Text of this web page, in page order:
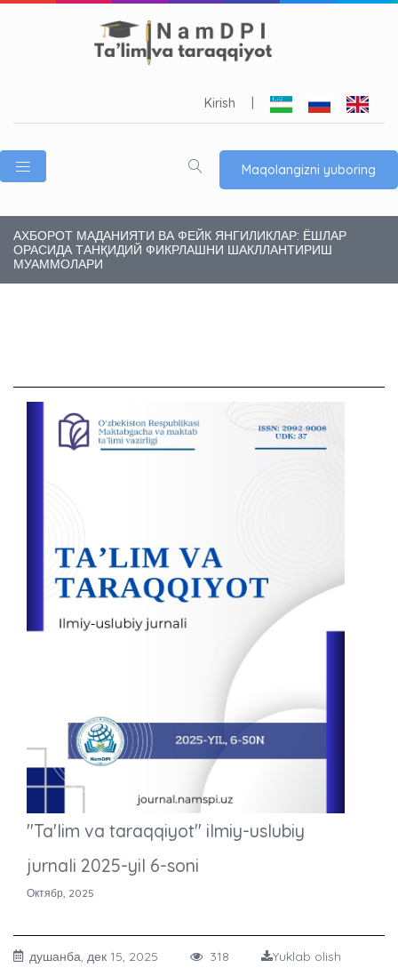
Kirish
Maqolangizni yuboring
АХБОРОТ МАДАНИЯТИ ВА ФЕЙК ЯНГИЛИКЛАР: ЁШЛАР
ОРАСИДА ТАНҚИДИЙ ФИКРЛАШНИ ШАКЛЛАНТИРИШ
МУАММОЛАРИ
"Ta'lim va taraqqiyot" ilmiy-uslubiy
jurnali 2025-yil 6-soni
Октябр, 2025
душанба, дек 15, 2025 318 Yuklab olish